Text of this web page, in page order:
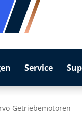
Service
Getriebemotoren